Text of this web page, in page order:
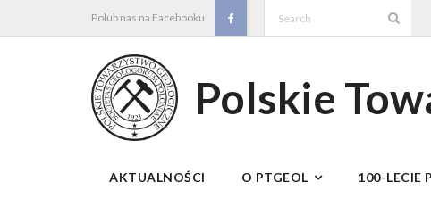
Polub nas na Facebooku
Polskie
AKTUALNOŚCI O PTGEOL 100-LECIE